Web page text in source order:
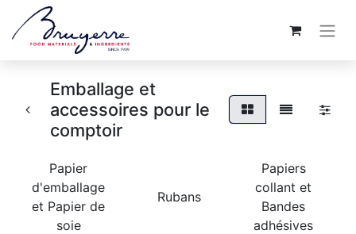
Emballage et
accessoires pour le
comptoir
Papier
d'emballage
et Papier de
soie
Rubans
Papiers
collant et
Bandes
adhésives